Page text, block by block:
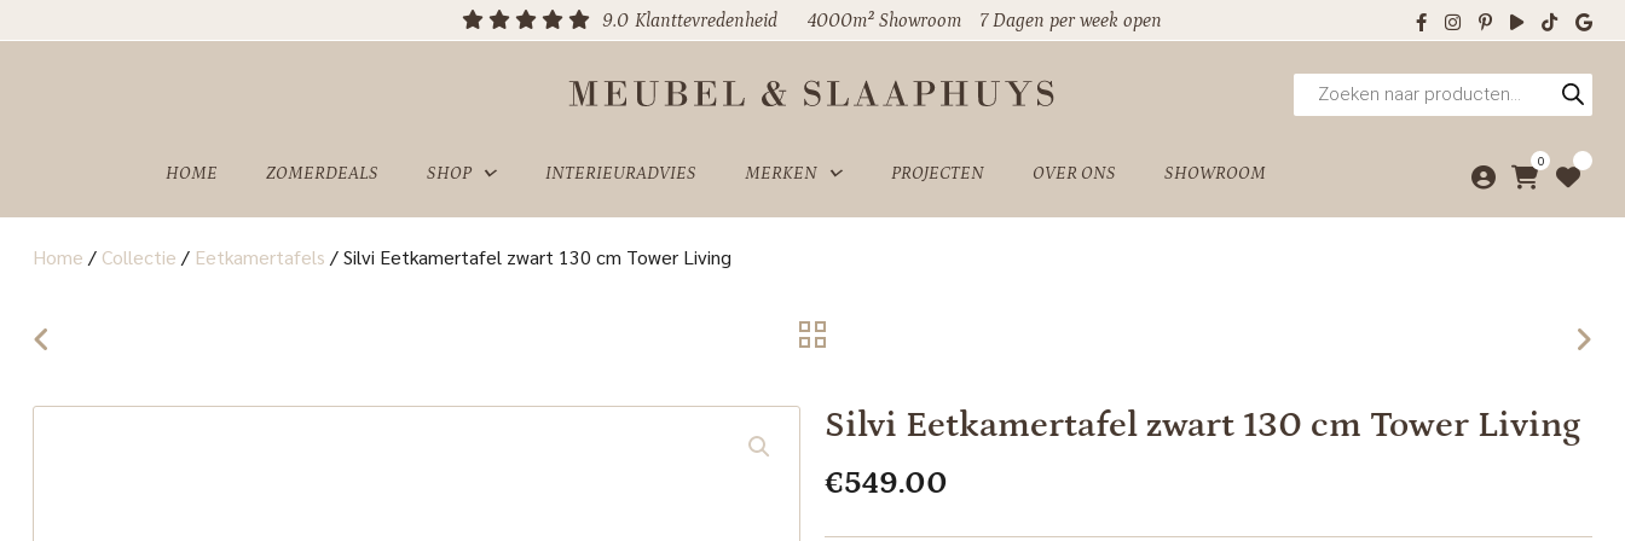
9.0 Klanttevredenheid 4000m² Showroom 7 Dagen per week open
Producten
zoeken
HOME ZOMERDEALS SHOP INTERIEURADVIES MERKEN PROJECTEN OVER ONS SHOWROOM
0
Home / Collectie / Eetkamertafels /Silvi Eetkamertafel zwart 130 cm Tower Living
Silvi Eetkamertafel zwart 130 cm Tower Living
€549.00